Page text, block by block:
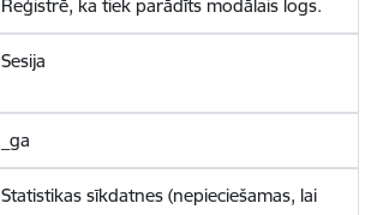
Reģistrē, ka tiek parādīts modālais logs.
Sesija
_ga
Statistikas sīkdatnes (nepieciešamas, lai